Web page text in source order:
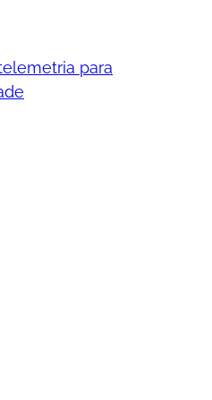
para